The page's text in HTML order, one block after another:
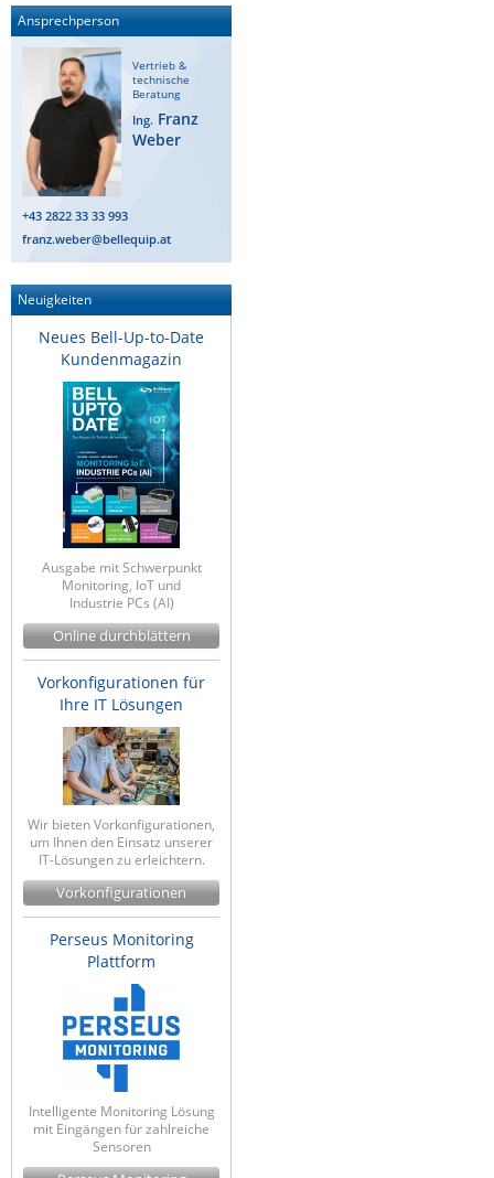
Ansprechperson
Vertrieb &
technische
Beratung
Ing. Franz
Weber
+43 2822 33 33 993
franz.weber@bellequip.at
Neuigkeiten
Neues Bell-Up-to-Date
Kundenmagazin
Ausgabe mit Schwerpunkt
Monitoring, IoT und
Industrie PCs (AI)
Online durchblättern
Vorkonfigurationen für
Ihre IT Lösungen
Wir bieten Vorkonfigurationen,
um Ihnen den Einsatz unserer
IT-Lösungen zu erleichtern.
Vorkonfigurationen
Perseus Monitoring
Plattform
Intelligente Monitoring Lösung
mit Eingängen für zahlreiche
Sensoren